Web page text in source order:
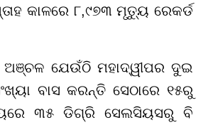
କାଳରେ ୮,୯୭୩ ମୃତ୍ୟୁ ରେକର୍ଡ
ଯେଉଁଠି ମହାଦ୍ୱୀପର ଦୁଇ
ବାସ କରନ୍ତି ସେଠାରେ ୧୫ରୁ
୩୫ ଡିଗ୍ରି ସେଲସିୟସରୁ ବି